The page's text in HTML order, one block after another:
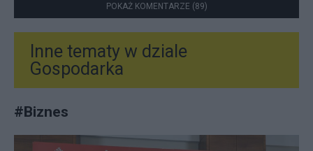
POKAŻ KOMENTARZE (89)
Inne tematy w dziale
Gospodarka
#Biznes